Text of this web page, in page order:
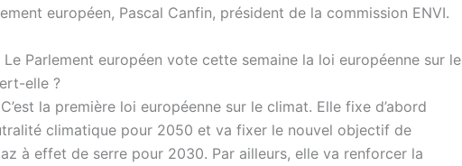
européen, Pascal Canfin, président de la commission ENVI.
Le Parlement européen vote cette semaine la loi européenne sur le
elle ?
C’est la première loi européenne sur le climat. Elle fixe d’abord
climatique pour 2050 et va fixer le nouvel objectif de
à effet de serre pour 2030. Par ailleurs, elle va renforcer la